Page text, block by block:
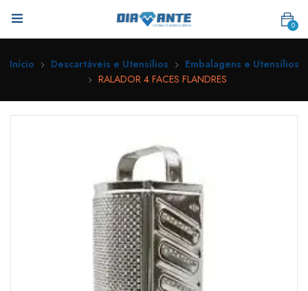
0
Início Descartáveis e Utensílios
Embalagens e Utensílios
RALADOR 4 FACES FLANDRES